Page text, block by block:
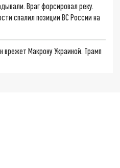
Враг форсировал реку.
спалил позиции ВС России на
врежет Макрону Украиной. Трамп